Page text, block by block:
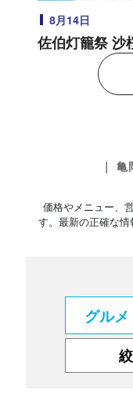
8月14日
佐伯灯籠祭 沙
｜
価格やメニュー、
す。最新の正確な